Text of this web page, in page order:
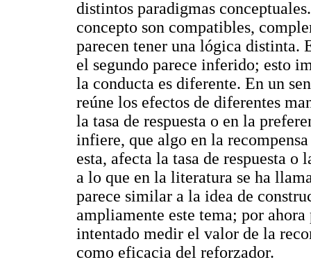
distintos paradigmas
concepto son compatibles,
parecen tener una lógica distinta.
el segundo parece inferido; esto
la conducta es diferente. En un
reúne los efectos de diferentes
la tasa de respuesta o en la
infiere, que algo en la
esta, afecta la tasa de respuesta
a lo que en la literatura se ha
parece similar a la idea de
ampliamente este tema; por
intentado medir el valor de la
como eficacia del reforzador.